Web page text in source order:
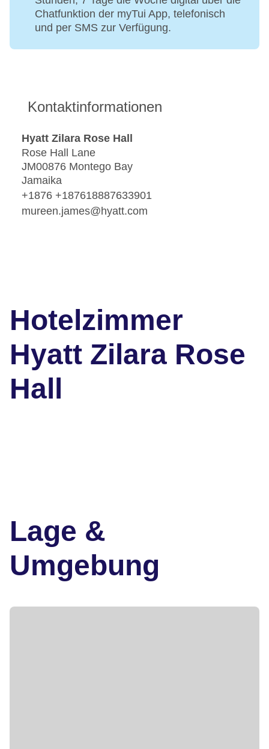
Chatfunktion der myTui App, telefonisch
und per SMS zur Verfügung.
Kontaktinformationen
Hyatt Zilara Rose Hall
Rose Hall Lane
JM00876 Montego Bay
Jamaika
+1876 +187618887633901
mureen.james@hyatt.com
Hotelzimmer
Hyatt Zilara Rose
Hall
Lage &
Umgebung